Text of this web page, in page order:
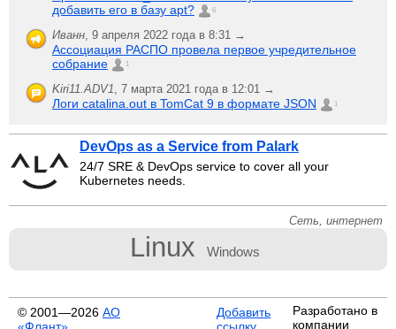
добавить его в базу apt?
6
Иванн, 9 апреля 2022 года в 8:31 →
Ассоциация РАСПО провела первое учредительное
собрание
1
Kiri11.ADV1, 7 марта 2021 года в 12:01 →
Логи catalina.out в TomCat 9 в формате JSON 1
DevOps as a Service from Palark
24/7 SRE & DevOps service to cover all your
Kubernetes needs.
Сеть, интернет
Linux Windows
© 2001—2026 АО
Добавить
Разработано в
компании